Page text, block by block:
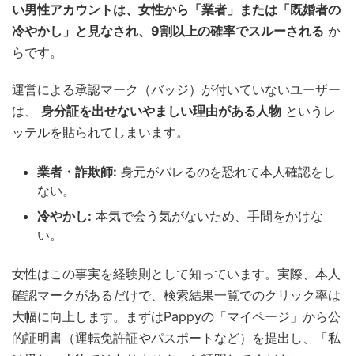
い男性アカウントは、女性から「業者」または「既婚者の
冷やかし」と見なされ、9割以上の確率でスルーされる か
らです。
運営による承認マーク（バッジ）が付いていないユーザー
は、 身分証を出せないやましい理由がある人物 というレ
ッテルを貼られてしまいます。
業者・詐欺師: 身元がバレるのを恐れて本人確認をし
ない。
冷やかし: 本気で会う気がないため、手間をかけな
い。
女性はこの事実を経験則として知っています。実際、本人
確認マークがあるだけで、検索結果一覧でのクリック率は
大幅に向上します。まずはPappyの「マイページ」から公
的証明書（運転免許証やパスポートなど）を提出し、「私